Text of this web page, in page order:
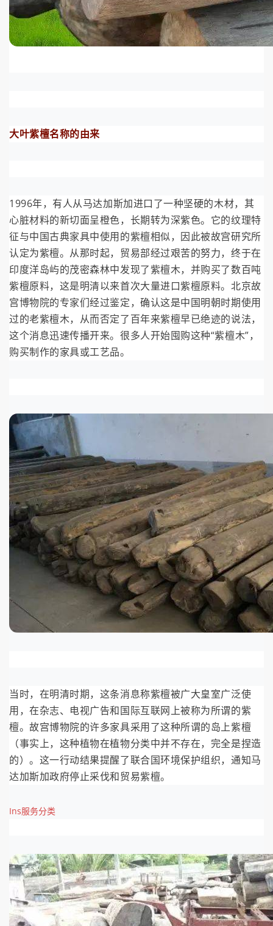
大叶紫檀名称的由来
1996年，有人从马达加斯加进口了一种坚硬的木材，其
心脏材料的新切面呈橙色，长期转为深紫色。它的纹理特
征与中国古典家具中使用的紫檀相似，因此被故宫研究所
认定为紫檀。从那时起，贸易部经过艰苦的努力，终于在
印度洋岛屿的茂密森林中发现了紫檀木，并购买了数百吨
紫檀原料，这是明清以来首次大量进口紫檀原料。北京故
宫博物院的专家们经过鉴定，确认这是中国明朝时期使用
过的老紫檀木，从而否定了百年来紫檀早已绝迹的说法，
这个消息迅速传播开来。很多人开始囤购这种“紫檀木”，
购买制作的家具或工艺品。
当时，在明清时期，这条消息称紫檀被广大皇室广泛使
用，在杂志、电视广告和国际互联网上被称为所谓的紫
檀。故宫博物院的许多家具采用了这种所谓的岛上紫檀
（事实上，这种植物在植物分类中并不存在，完全是捏造
的）。这一行动结果提醒了联合国环境保护组织，通知马
达加斯加政府停止采伐和贸易紫檀。
Ins服务分类